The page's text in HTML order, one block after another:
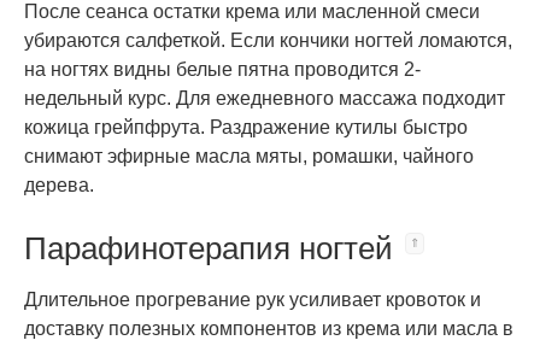
После сеанса остатки крема или масленной смеси
убираются салфеткой. Если кончики ногтей ломаются,
на ногтях видны белые пятна проводится 2-
недельный курс. Для ежедневного массажа подходит
кожица грейпфрута. Раздражение кутилы быстро
снимают эфирные масла мяты, ромашки, чайного
дерева.
Парафинотерапия ногтей
Длительное прогревание рук усиливает кровоток и
доставку полезных компонентов из крема или масла в